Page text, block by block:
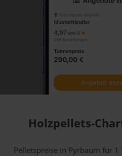
Holzpellets-
Pelletspreise in Pyrbaum für